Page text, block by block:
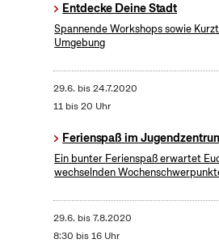
Entdecke Deine Stadt
Spannende Workshops sowie
Umgebung
29.6. bis24.7.2020
11 bis 20 Uhr
Ferienspaß im
Ein bunter Ferienspaß erwartet
wechselnden
29.6. bis7.8.2020
8:30 bis 16 Uhr